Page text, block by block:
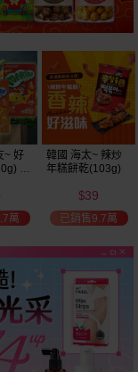
~ 好
款
萬
韓國 海太~ 辣炒
年糕餅乾(103g)
$39
已銷售9.7萬